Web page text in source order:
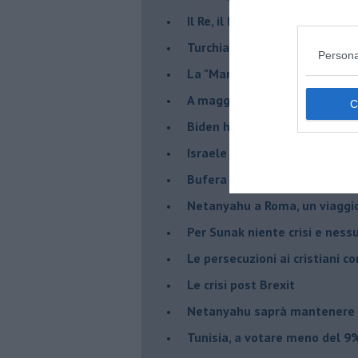
Il Re, il Primo Ministro, il
Turchia al voto, Erdogan in
La "Marcia dei vivi" per non
A maggio le urne
Biden ha fatto infuriare la
Israele rischia una guerra civile
Bufera sull'immigrazione
Netanyahu a Roma, un
Per Sunak niente crisi e
Le persecuzioni ai cristiani
Le crisi post Brexit
Netanyahu saprà mantenere
Tunisia, a votare meno del